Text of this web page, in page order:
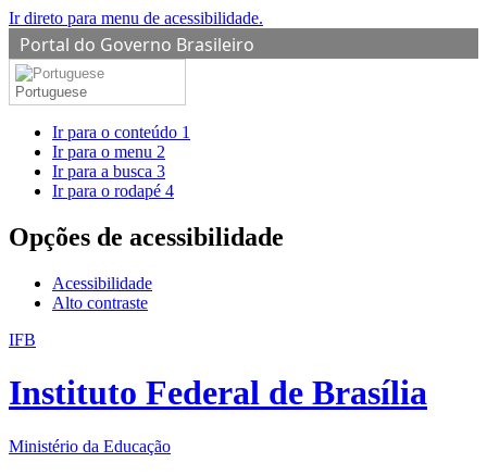
Ir direto para menu de acessibilidade.
Portal do Governo Brasileiro
Portuguese
Ir para o conteúdo 1
Ir para o menu 2
Ir para a busca 3
Ir para o rodapé 4
Opções de acessibilidade
Acessibilidade
Alto contraste
IFB
Instituto Federal de Brasília
Ministério da Educação